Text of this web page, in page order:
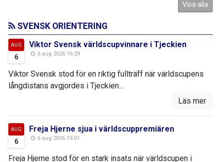
Visa alla
SVENSK ORIENTERING
AUG
6
Viktor Svensk världscupvinnare i Tjeckien
6 aug 2026 16:29
Viktor Svensk stod för en riktig fullträff när världscupens
långdistans avgjordes i Tjeckien...
Läs mer
AUG
6
Freja Hjerne sjua i världscuppremiären
6 aug 2026 15:01
Freja Hjerne stod för en stark insats när världscupen i